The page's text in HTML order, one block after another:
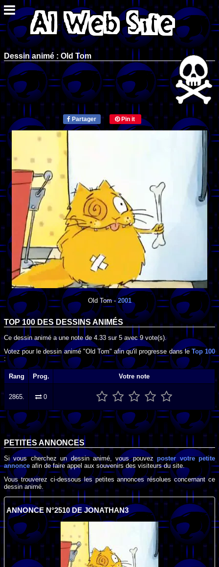
Dessin animé : Old Tom
Partager Pin it
Old Tom-2001
TOP 100 DESDESSINS ANIMÉS
Ce dessin animé a une note de 4.33sur5avec9vote(s).
Votez pour le dessin animé "Old Tom" afin qu'il progresse dans le Top 100
:
Rang Prog. Votre note
2865. 0
PETITES ANNONCES
Si vous cherchez un dessin animé, vous pouvezposter votre petite
annonce afin de faire appel aux souvenirs des visiteurs du site.
Vous trouverez ci-dessous les petites annonces résolues concernant ce
dessin animé.
ANNONCE N°2510 DE JONATHAN3